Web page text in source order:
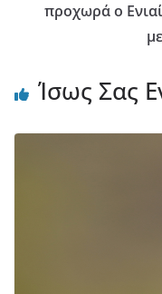
προχωρά ο
Ίσως Σας